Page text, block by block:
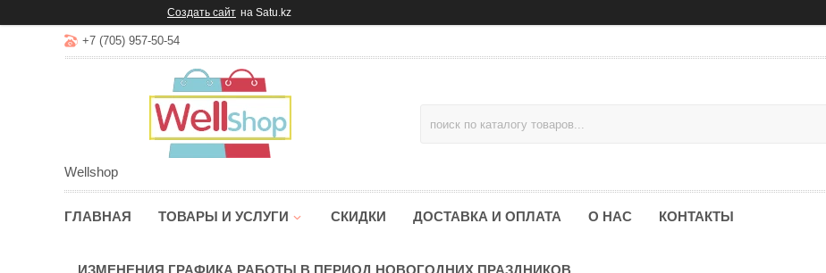
Создать сайт на Satu.kz
+7 (705) 957-50-54
Wellshop
ГЛАВНАЯ ТОВАРЫ И УСЛУГИ СКИДКИ ДОСТАВКА И ОПЛАТА О НАС КОНТАКТЫ
ИЗМЕНЕНИЯ ГРАФИКА РАБОТЫ В ПЕРИОД НОВОГОДНИХ ПРАЗДНИКОВ